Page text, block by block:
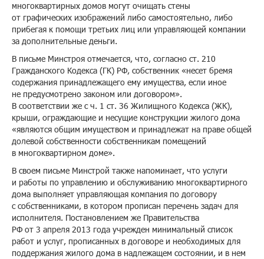
многоквартирных домов могут очищать стены
от графических изображений либо самостоятельно, либо
прибегая к помощи третьих лиц или управляющей компании
за дополнительные деньги.
В письме Минстроя отмечается, что, согласно ст. 210
Гражданского Кодекса (ГК) РФ, собственник «несет бремя
содержания принадлежащего ему имущества, если иное
не предусмотрено законом или договором».
В соответствии же с ч. 1 ст. 36 Жилищного Кодекса (ЖК),
крыши, ограждающие и несущие конструкции жилого дома
«являются общим имуществом и принадлежат на праве общей
долевой собственности собственникам помещений
в многоквартирном доме».
В своем письме Минстрой также напоминает, что услуги
и работы по управлению и обслуживанию многоквартирного
дома выполняет управляющая компания по договору
с собственниками, в котором прописан перечень задач для
исполнителя. Постановлением же Правительства
РФ от 3 апреля 2013 года учрежден минимальный список
работ и услуг, прописанных в договоре и необходимых для
поддержания жилого дома в надлежащем состоянии, и в нем